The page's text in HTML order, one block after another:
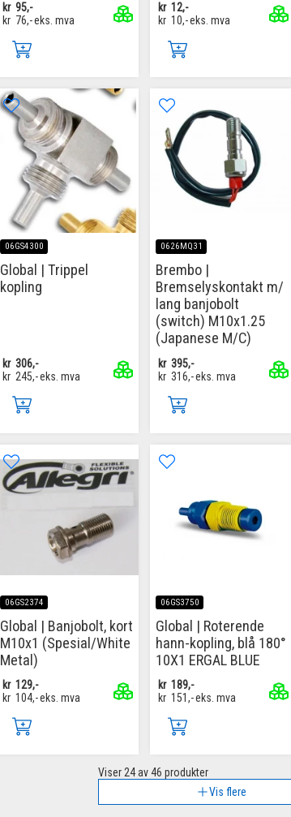
kr 95,-
kr 76,-eks. mva
kr 12,-
kr 10,-eks. mva
06GS4300
Global | Trippel
kopling
kr 306,-
kr 245,-eks. mva
0626MQ31
Brembo |
Bremselyskontakt m/
lang banjobolt
(switch) M10x1.25
(Japanese M/C)
kr 395,-
kr 316,-eks. mva
06GS2374
Global | Banjobolt, kort
M10x1 (Spesial/White
Metal)
kr 129,-
kr 104,-eks. mva
06GS3750
Global | Roterende
hann-kopling, blå 180°
10X1 ERGAL BLUE
kr 189,-
kr 151,-eks. mva
Viser24av 46 produkter
Vis flere